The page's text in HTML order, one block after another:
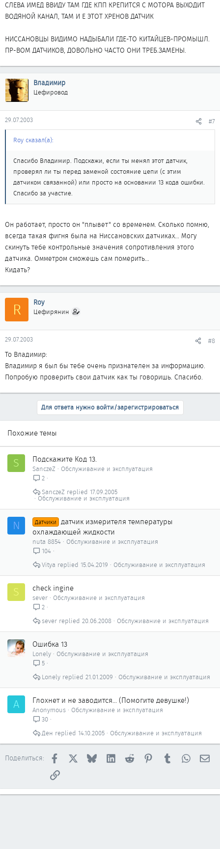
СЛЕВА ИМЕД ВВИДУ ТАМ ГДЕ КПП КРЕПИТСЯ С МОТОРА ВЫХОДИТ
ВОДЯНОЙ КАНАЛ, ТАМ И Е ЭТОТ ХРЕНОВ ДАТЧИК
НИССАНОВЦЫ ВИДИМО НАДЫБАЛИ ГДЕ-ТО КИТАЙЦЕВ-ПРОМЫШЛ.
ПР-ВОМ ДАТЧИКОВ, ДОВОЛЬНО ЧАСТО ОНИ ТРЕБ.ЗАМЕНЫ.
Владимир
Цефировод
29.07.2003 #7
Roy сказал(а):
Спасибо Владимир. Подскажи, если ты менял этот датчик,
проверял ли ты перед заменой состояние цепи (с этим
датчиком связанной) или просто на основании 13 кода ошибки.
Спасибо за участие.
Он работает, просто он "плывет" со временем. Сколько помню,
всегда такая фигня была на Ниссановских датчиках... Могу
скинуть тебе контрольные значения сопротивления этого
датчика. Омметром сможешь сам померить...
Кидать?
R Roy
Цефирянин
29.07.2003 #8
То Владимир:
Владимир я был бы тебе очень признателен за информацию.
Попробую проверить свои датчик как ты говоришь. Спасибо.
Для ответа нужно войти/зарегистрироваться
Похожие темы
S Подскажите Код 13.
SanczeZ
Обслуживание и эксплуатация
2
Обслуживание и эксплуатация
17.09.2005
SanczeZ
N Датчики
датчик измерителя температуры
охлаждающей жидкости
nuta 8854
Обслуживание и эксплуатация
104
Обслуживание и эксплуатация
15.04.2019
Vitya
S check ingine
sever
Обслуживание и эксплуатация
2
Обслуживание и эксплуатация
20.06.2008
sever
Ошибка 13
Lonely
Обслуживание и эксплуатация
5
Обслуживание и эксплуатация
21.01.2009
Lonely
A Глохнет и не заводится... (Помогите девушке!)
Anonymous
Обслуживание и эксплуатация
30
Обслуживание и эксплуатация
14.10.2005
Ден
Поделиться: Facebook BlueskyLinkedInReddit PinterestTumblr
Ссылка